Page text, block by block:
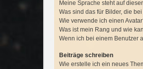
Meine Sprache steht auf
Was sind das für Bilder, die
Wie verwende ich einen
Was ist mein Rang und wie
Wenn ich bei einem Benutzer
Beiträge schreiben
Wie erstelle ich ein neues